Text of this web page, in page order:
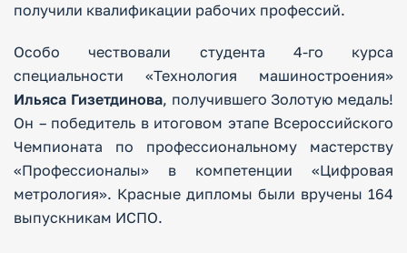
получили квалификации рабочих профессий.
Особо чествовали студента 4-го курса
специальности «Технология машиностроения»
Ильяса Гизетдинова, получившего Золотую медаль!
Он – победитель в итоговом этапе Всероссийского
Чемпионата по профессиональному мастерству
«Профессионалы» в компетенции «Цифровая
метрология». Красные дипломы были вручены 164
выпускникам ИСПО.